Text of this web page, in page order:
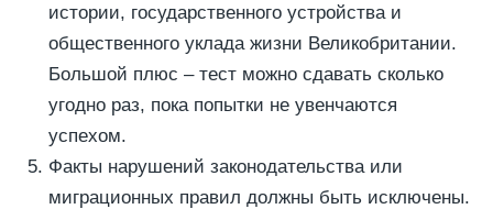
истории, государственного устройства и
общественного уклада жизни Великобритании.
Большой плюс – тест можно сдавать сколько
угодно раз, пока попытки не увенчаются
успехом.
Факты нарушений законодательства или
миграционных правил должны быть исключены.